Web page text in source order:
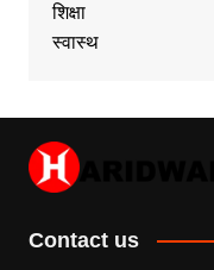
शिक्षा
स्वास्थ
Contact us